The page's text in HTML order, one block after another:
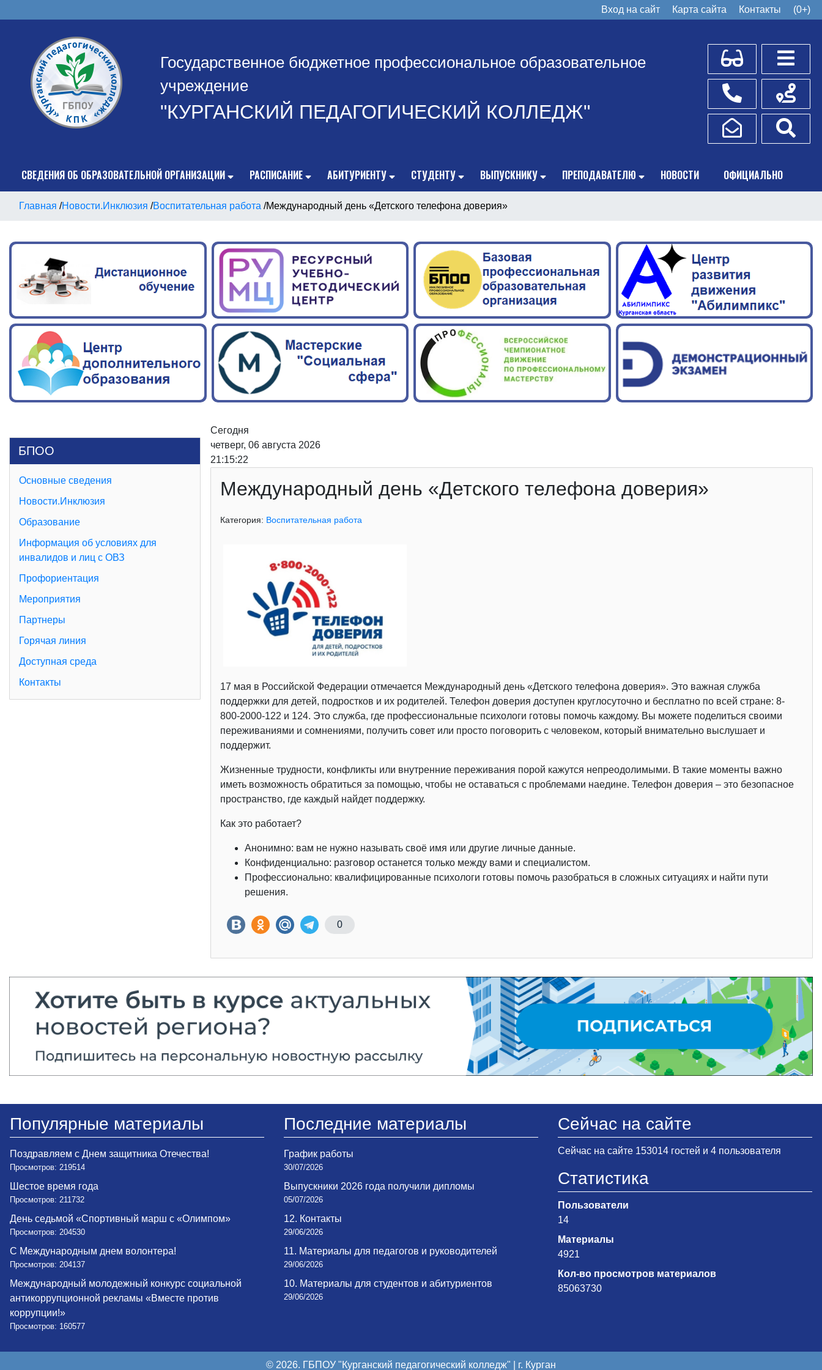
Вход на сайт Карта сайта Контакты (0+)
Государственное бюджетное профессиональное образовательное
учреждение
"КУРГАНСКИЙ ПЕДАГОГИЧЕСКИЙ КОЛЛЕДЖ"
Для слабовидящих
Телефоны
Написать обращение
Схема
СВЕДЕНИЯ ОБ ОБРАЗОВАТЕЛЬНОЙ ОРГАНИЗАЦИИ РАСПИСАНИЕ АБИТУРИЕНТУ СТУДЕНТУ ВЫПУСКНИКУ ПРЕПОДАВАТЕЛЮ НОВОСТИ ОФИЦИАЛЬНО
Главная /Новости.Инклюзия /Воспитательная работа /Международный день «Детского телефона доверия»
БПОО
Основные сведения
Новости.Инклюзия
Образование
Информация об условиях для
инвалидов и лиц с ОВЗ
Профориентация
Мероприятия
Партнеры
Горячая линия
Доступная среда
Контакты
Сегодня
четверг, 06 августа 2026
21:15:23
Международный день «Детского телефона доверия»
Категория: Воспитательная работа
17 мая в Российской Федерации отмечается Международный день «Детского телефона доверия». Это важная служба
поддержки для детей, подростков и их родителей. Телефон доверия доступен круглосуточно и бесплатно по всей стране: 8-
800-2000-122 и 124. Это служба, где профессиональные психологи готовы помочь каждому. Вы можете поделиться своими
переживаниями и сомнениями, получить совет или просто поговорить с человеком, который внимательно выслушает и
поддержит.
Жизненные трудности, конфликты или внутренние переживания порой кажутся непреодолимыми. В такие моменты важно
иметь возможность обратиться за помощью, чтобы не оставаться с проблемами наедине. Телефон доверия – это безопасное
пространство, где каждый найдет поддержку.
Как это работает?
Анонимно: вам не нужно называть своё имя или другие личные данные.
Конфиденциально: разговор останется только между вами и специалистом.
Профессионально: квалифицированные психологи готовы помочь разобраться в сложных ситуациях и найти пути
решения.
0
Популярные материалы
Поздравляем с Днем защитника Отечества!
Просмотров: 219514
Шестое время года
Просмотров: 211732
День седьмой «Спортивный марш с «Олимпом»
Просмотров: 204530
С Международным днем волонтера!
Просмотров: 204137
Международный молодежный конкурс социальной
антикоррупционной рекламы «Вместе против
коррупции!»
Просмотров: 160577
Последние материалы
График работы
30/07/2026
Выпускники 2026 года получили дипломы
05/07/2026
12. Контакты
29/06/2026
11. Материалы для педагогов и руководителей
29/06/2026
10. Материалы для студентов и абитуриентов
29/06/2026
Сейчас на сайте
Сейчас на сайте 153014 гостей и 4 пользователя
Статистика
Пользователи
14
Материалы
4921
Кол-во просмотров материалов
85063730
© 2026. ГБПОУ "Курганский педагогический колледж" | г. Курган